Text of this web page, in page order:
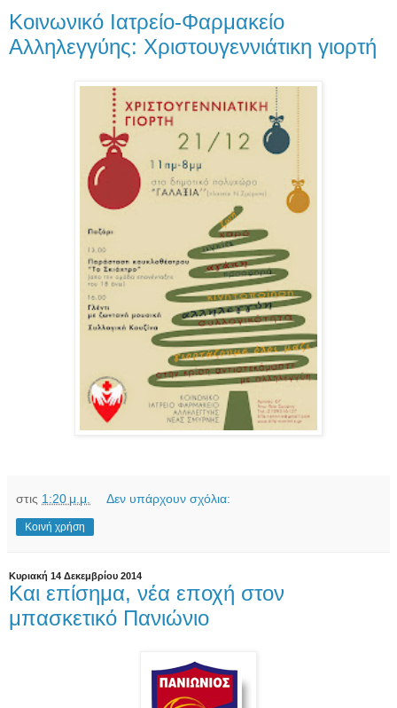
Κοινωνικό Ιατρείο-Φαρμακείο
Αλληλεγγύης: Xριστουγεννιάτικη γιορτή
στις 1:20 μ.μ. Δεν υπάρχουν σχόλια:
Κοινή χρήση
Κυριακή 14 Δεκεμβρίου 2014
Και επίσημα, νέα εποχή στον
μπασκετικό Πανιώνιο